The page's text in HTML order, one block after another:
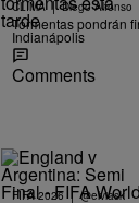
CLIMA | Diego Alfonso
Tormentas pondrán
Indianápolis
Comments
FIFA 2026 | @elviask